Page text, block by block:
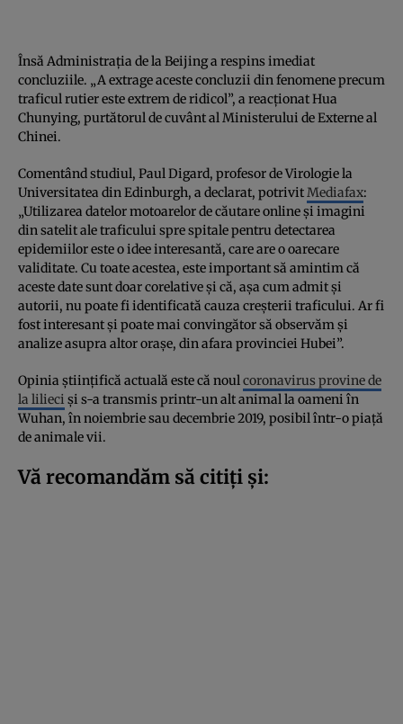
Însă Administraţia de la Beijing a respins imediat
concluziile. „A extrage aceste concluzii din fenomene precum
traficul rutier este extrem de ridicol”, a reacţionat Hua
Chunying, purtătorul de cuvânt al Ministerului de Externe al
Chinei.
Comentând studiul, Paul Digard, profesor de Virologie la
Universitatea din Edinburgh, a declarat, potrivitMediafax:
„Utilizarea datelor motoarelor de căutare online şi imagini
din satelit ale traficului spre spitale pentru detectarea
epidemiilor este o idee interesantă, care are o oarecare
validitate. Cu toate acestea, este important să amintim că
aceste date sunt doar corelative şi că, aşa cum admit şi
autorii, nu poate fi identificată cauza creşterii traficului. Ar fi
fost interesant şi poate mai convingător să observăm şi
analize asupra altor oraşe, din afara provinciei Hubei”.
Opinia ştiinţifică actuală este că noulcoronavirus provine de
la lilieci şi s-a transmis printr-un alt animal la oameni în
Wuhan, în noiembrie sau decembrie 2019, posibil într-o piaţă
de animale vii.
Vă recomandăm să citiți și: